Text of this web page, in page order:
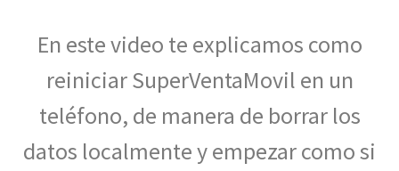
En este video te explicamos como
reiniciar SuperVentaMovil en un
teléfono, de manera de borrar los
datos localmente y empezar como si